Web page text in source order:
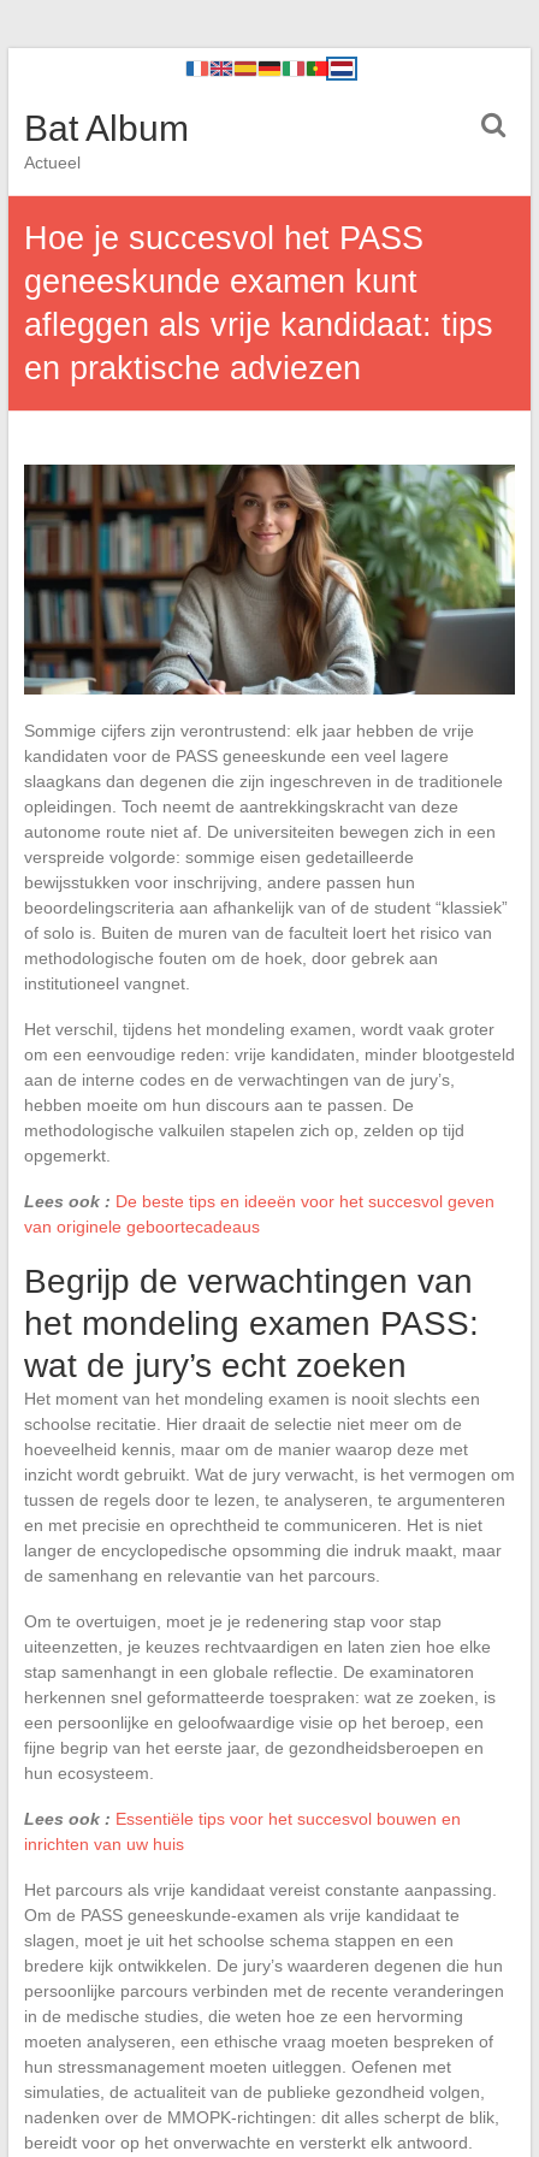
Bat Album
Actueel
Hoe je succesvol het PASS
geneeskunde examen kunt
afleggen als vrije kandidaat: tips
en praktische adviezen
Sommige cijfers zijn verontrustend: elk jaar hebben de vrije
kandidaten voor de PASS geneeskunde een veel lagere
slaagkans dan degenen die zijn ingeschreven in de traditionele
opleidingen. Toch neemt de aantrekkingskracht van deze
autonome route niet af. De universiteiten bewegen zich in een
verspreide volgorde: sommige eisen gedetailleerde
bewijsstukken voor inschrijving, andere passen hun
beoordelingscriteria aan afhankelijk van of de student “klassiek”
of solo is. Buiten de muren van de faculteit loert het risico van
methodologische fouten om de hoek, door gebrek aan
institutioneel vangnet.
Het verschil, tijdens het mondeling examen, wordt vaak groter
om een eenvoudige reden: vrije kandidaten, minder blootgesteld
aan de interne codes en de verwachtingen van de jury’s,
hebben moeite om hun discours aan te passen. De
methodologische valkuilen stapelen zich op, zelden op tijd
opgemerkt.
Lees ook : De beste tips en ideeën voor het succesvol geven
van originele geboortecadeaus
Begrijp de verwachtingen van
het mondeling examen PASS:
wat de jury’s echt zoeken
Het moment van het mondeling examen is nooit slechts een
schoolse recitatie. Hier draait de selectie niet meer om de
hoeveelheid kennis, maar om de manier waarop deze met
inzicht wordt gebruikt. Wat de jury verwacht, is het vermogen om
tussen de regels door te lezen, te analyseren, te argumenteren
en met precisie en oprechtheid te communiceren. Het is niet
langer de encyclopedische opsomming die indruk maakt, maar
de samenhang en relevantie van het parcours.
Om te overtuigen, moet je je redenering stap voor stap
uiteenzetten, je keuzes rechtvaardigen en laten zien hoe elke
stap samenhangt in een globale reflectie. De examinatoren
herkennen snel geformatteerde toespraken: wat ze zoeken, is
een persoonlijke en geloofwaardige visie op het beroep, een
fijne begrip van het eerste jaar, de gezondheidsberoepen en
hun ecosysteem.
Lees ook : Essentiële tips voor het succesvol bouwen en
inrichten van uw huis
Het parcours als vrije kandidaat vereist constante aanpassing.
Om de PASS geneeskunde-examen als vrije kandidaat te
slagen, moet je uit het schoolse schema stappen en een
bredere kijk ontwikkelen. De jury’s waarderen degenen die hun
persoonlijke parcours verbinden met de recente veranderingen
in de medische studies, die weten hoe ze een hervorming
moeten analyseren, een ethische vraag moeten bespreken of
hun stressmanagement moeten uitleggen. Oefenen met
simulaties, de actualiteit van de publieke gezondheid volgen,
nadenken over de MMOPK-richtingen: dit alles scherpt de blik,
bereidt voor op het onverwachte en versterkt elk antwoord.